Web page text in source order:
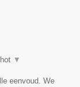
▼
eenvoud. We